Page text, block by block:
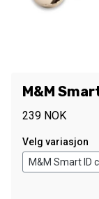
M&M
239 NOK
Velg variasjon